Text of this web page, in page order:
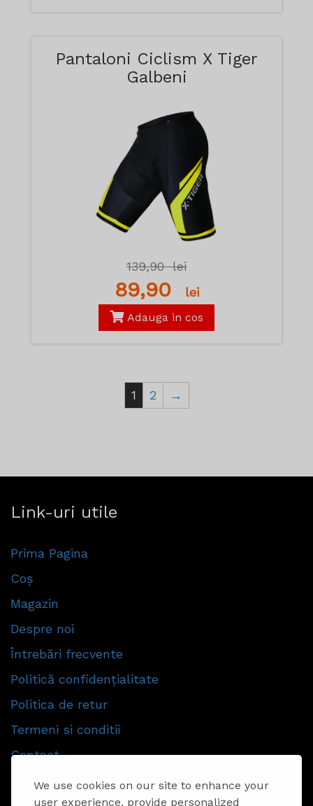
We use cookies on our site to enhance your
user experience, provide personalized
Pantaloni Ciclism X Tiger
Galbeni
139,90lei
89,90 lei
Adauga in cos
1 2 →
Link-uri utile
Prima Pagina
Coș
Magazin
Despre noi
Întrebări frecvente
Politică confidențialitate
Politica de retur
Termeni si conditii
Contact